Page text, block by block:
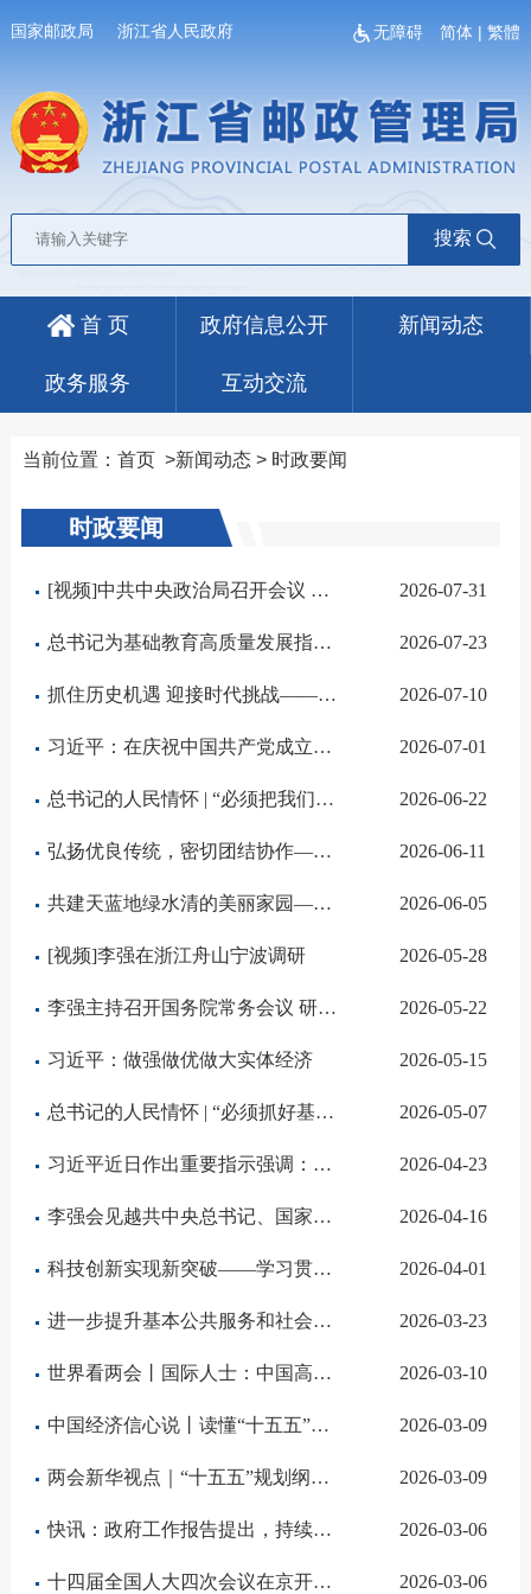
国家邮政局 浙江省人民政府 无障碍 简体 |繁體
搜索
首 页 政府信息公开 新闻动态
政务服务 互动交流
当前位置： 首页>新闻动态> 时政要闻
时政要闻
[视频]中共中央政治局召开会议 决定召开二十届五中全会 分析研究当前经济形势和经济工作 中共中央总书记习近平主持会议 2026-07-31
总书记为基础教育高质量发展指明方向 2026-07-23
抓住历史机遇 迎接时代挑战——习近平总书记在国家科学技术奖励大会、两院院士大会、中国科协第十一次全国代表大会上的重要讲话激励广大科技工作者勇担使命 2026-07-10
习近平：在庆祝中国共产党成立105周年大会上的讲话 2026-07-01
总书记的人民情怀 | “必须把我们党建设好、建设强” 2026-06-22
弘扬优良传统，密切团结协作——习近平总书记对朝鲜进行国事访问在中朝关系发展史上具有重要里程碑意义 2026-06-11
共建天蓝地绿水清的美丽家园——践行习近平生态文明思想的时代答卷 2026-06-05
[视频]李强在浙江舟山宁波调研 2026-05-28
李强主持召开国务院常务会议 研究推进全国统一大市场建设有关工作 审议通过《现代化应急体系建设“十五五”规划》 讨论《中华人民共和国中国人民银行法（修订草案）》 2026-05-22
习近平：做强做优做大实体经济 2026-05-15
总书记的人民情怀 | “必须抓好基层治理现代化这项基础性工作” 2026-05-07
习近平近日作出重要指示强调：把"义乌发展经验"进一步总结好运用好 探索走出符合各自实际的高质量发展之路 2026-04-23
李强会见越共中央总书记、国家主席苏林 2026-04-16
科技创新实现新突破——学习贯彻习近平总书记全国两会期间关于发展新质生产力重要论述系列述评之一 2026-04-01
进一步提升基本公共服务和社会保障水平——学习贯彻习近平总书记全国两会期间关于推进全体人民共同富裕重要讲话系列述评之三 2026-03-23
世界看两会丨国际人士：中国高质量发展为全球经济注入稳定性 2026-03-10
中国经济信心说丨读懂“十五五”主要指标的深意 2026-03-09
两会新华视点｜“十五五”规划纲要草案的新指标、新看点 2026-03-09
快讯：政府工作报告提出，持续深化整治形式主义为基层减负 2026-03-06
十四届全国人大四次会议在京开幕 习近平等在主席台就座 2026-03-06